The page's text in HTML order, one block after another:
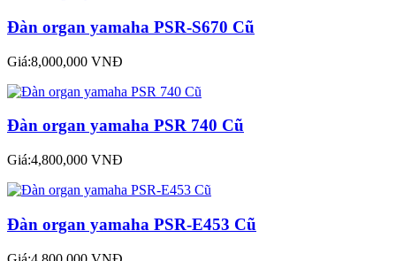
Đàn organ yamaha PSR-S670 Cũ
Giá:8,000,000 VNĐ
Đàn organ yamaha PSR 740 Cũ
Giá:4,800,000 VNĐ
Đàn organ yamaha PSR-E453 Cũ